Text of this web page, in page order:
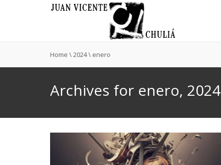
Home \2024\ enero
Archives for enero, 2024